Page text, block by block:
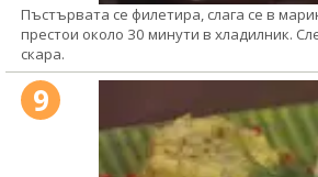
Пъстървата се филетира, слага се в
престои около 30 минути в хладилник.
скара.
9